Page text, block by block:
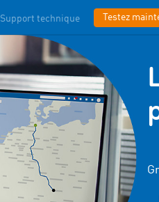
Support technique Testez